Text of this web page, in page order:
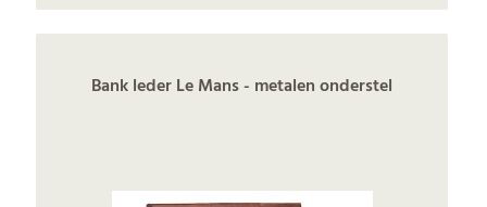
Bank leder Le Mans - metalen onderstel